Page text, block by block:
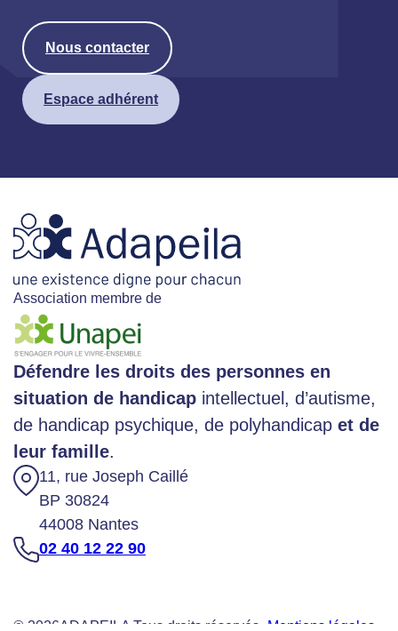
Nous contacter
Espace adhérent
Association membre de
Défendre les droits des personnes en
situation de handicap intellectuel, d’autisme,
de handicap psychique, de polyhandicap et de
leur famille.
11, rue Joseph Caillé
BP 30824
44008 Nantes
02 40 12 22 90
© 2026 ADAPEILA Tous droits réservés - Mentions légales